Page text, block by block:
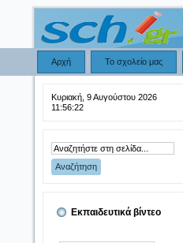
Αρχή Το σχολείο μας
Κυριακή, 9 Αυγούστου 2026
11:56:22
Εκπαιδευτικά βίντεο